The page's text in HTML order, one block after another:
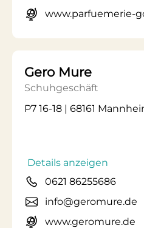
www.parfuemerie-
Gero Mure
Schuhgeschäft
P7 16-18 | 68161
Details anzeigen
0621 86255686
info@geromure.de
www.geromure.de